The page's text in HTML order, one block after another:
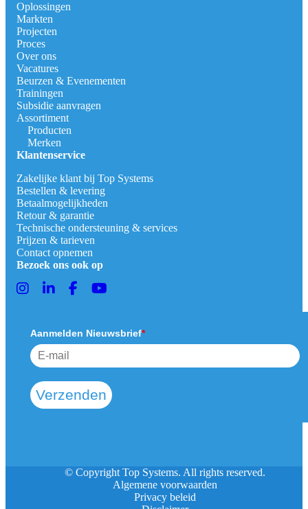
Oplossingen
Markten
Projecten
Proces
Over ons
Vacatures
Beurzen & Evenementen
Trainingen
Subsidie aanvragen
Assortiment
Producten
Merken
Klantenservice
Zakelijke klant bij Top Systems
Bestellen & levering
Betaalmogelijkheden
Retour & garantie
Technische ondersteuning & services
Prijzen & tarieven
Contact opnemen
Bezoek ons ook op
Aanmelden Nieuwsbrief*
Verzenden
© Copyright Top Systems. All rights reserved.
Algemene voorwaarden
Privacy beleid